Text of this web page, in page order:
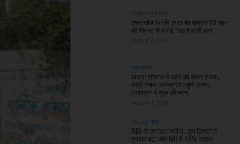
Breaking News
उत्तराखंड के रवि टम्टा का कमाल!10 साल
की मेहनत से बनाई ‘उड़ने वाली कार
मध्य प्रदेश
खंडवा हॉस्टल में खाने को लेकर हंगामा,
थाली लेकर कलेक्ट्रेट पहुंचे छात्र;
प्रशासन ने शुरू की जांच
Money मंत्र
SBI के शानदार नतीजे, जून तिमाही में
मुनाफा बढ़ा और NII में 15% उछाल